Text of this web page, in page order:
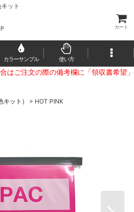
ット
カート
カラーサンプル 使い方
はご注文の際の備考欄に「領収書希望」
ット） > HOT PINK